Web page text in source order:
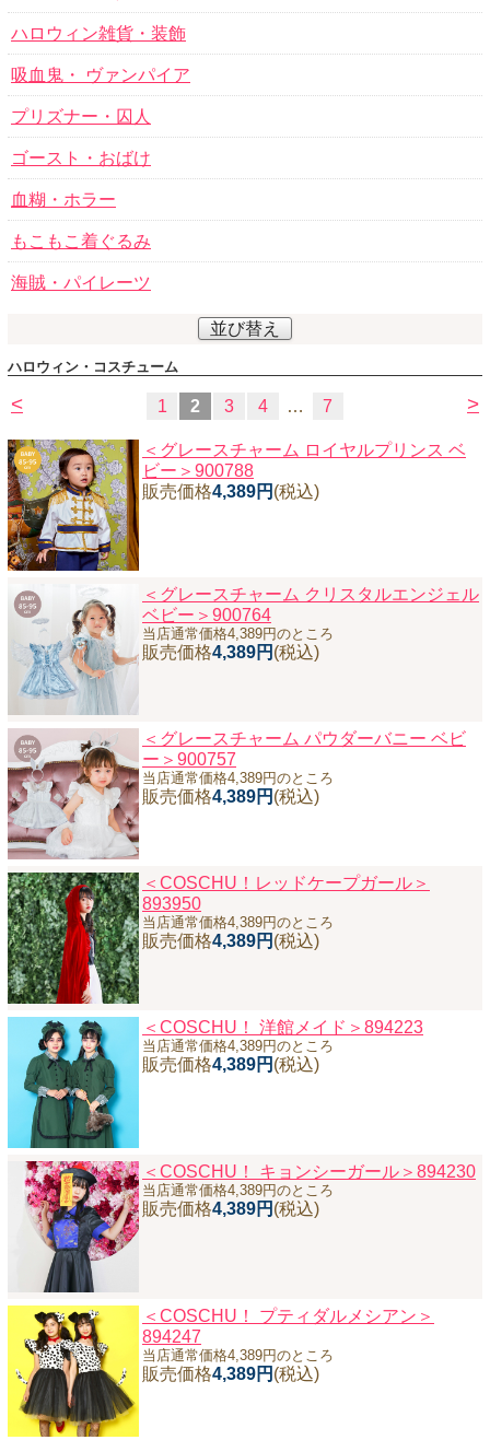
ハロウィン雑貨・装飾
吸血鬼・ ヴァンパイア
プリズナー・囚人
ゴースト・おばけ
血糊・ホラー
もこもこ着ぐるみ
海賊・パイレーツ
並び替え
ハロウィン・コスチューム
< >
1 2 3 4 … 7
＜グレースチャーム ロイヤルプリンス ベ
ビー＞900788
販売価格4,389円 (税込)
＜グレースチャーム クリスタルエンジェル
ベビー＞900764
当店通常価格4,389円のところ
販売価格4,389円 (税込)
＜グレースチャーム パウダーバニー ベビ
ー＞900757
当店通常価格4,389円のところ
販売価格4,389円 (税込)
＜COSCHU！レッドケープガール＞
893950
当店通常価格4,389円のところ
販売価格4,389円 (税込)
＜COSCHU！ 洋館メイド＞894223
当店通常価格4,389円のところ
販売価格4,389円 (税込)
＜COSCHU！ キョンシーガール＞894230
当店通常価格4,389円のところ
販売価格4,389円 (税込)
＜COSCHU！ プティダルメシアン＞
894247
当店通常価格4,389円のところ
販売価格4,389円 (税込)